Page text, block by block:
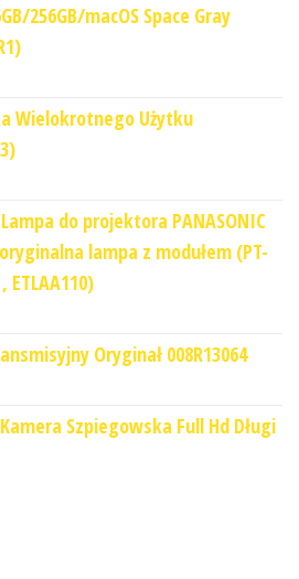
256GB/macOS Space Gray
Wielokrotnego Użytku
Lampa do projektora PANASONIC
oryginalna lampa z modułem (PT-
ETLAA110)
Oryginał 008R13064
Szpiegowska Full Hd Długi